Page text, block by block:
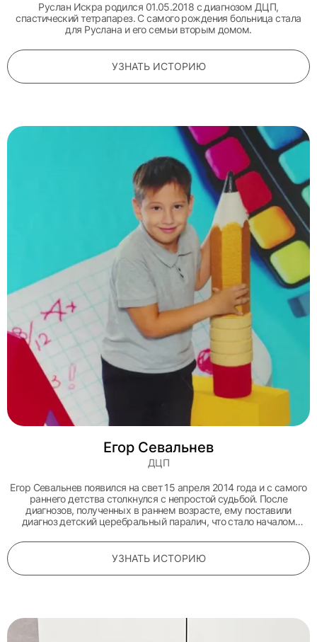
Руслан Искра родился 01.05.2018 с диагнозом ДЦП,
спастический тетрапарез. С самого рождения больница стала
для Руслана и его семьи вторым домом.
УЗНАТЬ ИСТОРИЮ
Егор Севальнев
ДЦП
Егор Севальнев появился на свет 15 апреля 2014 года и с самого
раннего детства столкнулся с непростой судьбой. После
диагнозов, полученных в раннем возрасте, ему поставили
диагноз детский церебральный паралич, что стало началом
остается ярким и жизнерадостным ребенком. Он третий в семье,
где его поддерживают старшие брат и сестра, всегда готовые
УЗНАТЬ ИСТОРИЮ